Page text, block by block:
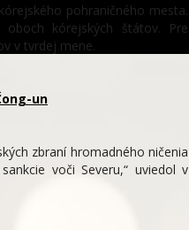
pohraničného mesta.
kórejských štátov. Pre
v tvrdej mene.
un
zbraní hromadného ničenia
voči Severu,“ uviedol v